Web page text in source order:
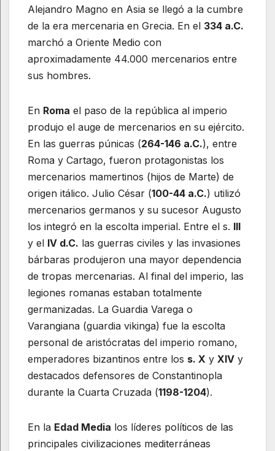
Alejandro Magno en Asia se llegó a la cumbre
de la era mercenaria en Grecia. En el 334 a.C.
marchó a Oriente Medio con
aproximadamente 44.000 mercenarios entre
sus hombres.
En Roma el paso de la república al imperio
produjo el auge de mercenarios en su ejército.
En las guerras púnicas (264-146 a.C.), entre
Roma y Cartago, fueron protagonistas los
mercenarios mamertinos (hijos de Marte) de
origen itálico. Julio César (100-44 a.C.) utilizó
mercenarios germanos y su sucesor Augusto
los integró en la escolta imperial. Entre el s. III
y el IV d.C. las guerras civiles y las invasiones
bárbaras produjeron una mayor dependencia
de tropas mercenarias. Al final del imperio, las
legiones romanas estaban totalmente
germanizadas. La Guardia Varega o
Varangiana (guardia vikinga) fue la escolta
personal de aristócratas del imperio romano,
emperadores bizantinos entre los s. X y XIV y
destacados defensores de Constantinopla
durante la Cuarta Cruzada (1198-1204).
En la Edad Media los líderes políticos de las
principales civilizaciones mediterráneas